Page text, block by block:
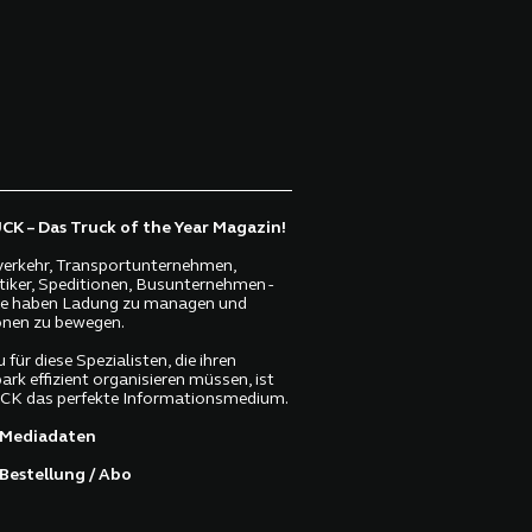
– Das Truck of the Year Magazin!
Transportunternehmen,
Speditionen, Busunternehmen -
haben Ladung zu managen und
zu bewegen.
für diese Spezialisten, die ihren
effizient organisieren müssen, ist
das perfekte Informationsmedium.
Mediadaten
Bestellung / Abo